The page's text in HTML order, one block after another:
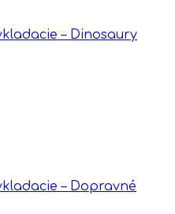
– Dinosaury
– Dopravné